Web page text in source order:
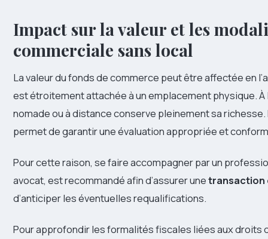
Impact sur la valeur et les
commerciale sans local
La valeur du fonds de commerce peut être affectée en
est étroitement attachée à un emplacement physique.
nomade ou à distance conserve pleinement sa
permet de garantir une évaluation appropriée et
Pour cette raison, se faire accompagner par un
avocat, est recommandé afin d’assurer unetransaction
d’anticiper les éventuelles requalifications.
Pour approfondir les formalités fiscales liées aux droits